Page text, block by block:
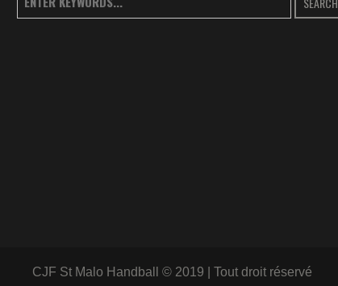
CJF St Malo Handball © 2019 | Tout droit réservé